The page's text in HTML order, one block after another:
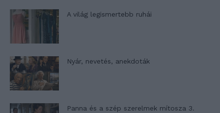
A világ legismertebb ruhái
Nyár, nevetés, anekdoták
Panna és a szép szerelmek mítosza 3.